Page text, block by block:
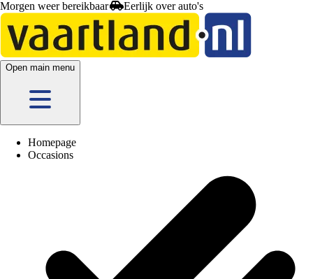
Morgen weer bereikbaar
Open main menu
Homepage
Occasions